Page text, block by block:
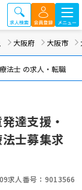
大阪府 大阪市
法士 の求人・転職
達支援・
士募集求
求人番号：9013566